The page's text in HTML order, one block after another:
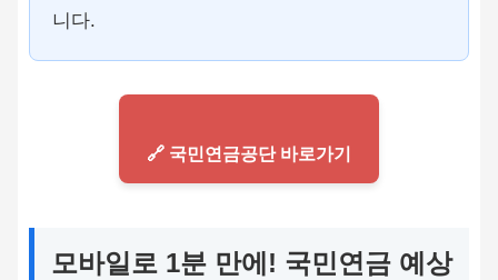
니다.
🔗 국민연금공단 바로가기
모바일로 1분 만에! 국민연금 예상